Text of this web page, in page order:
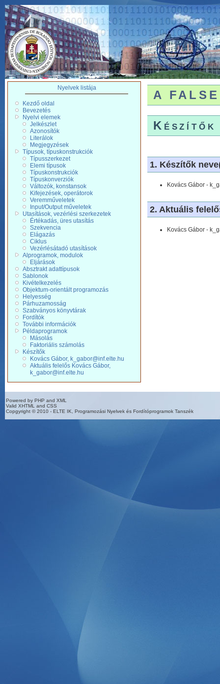
Nyelvek listája
Kezdő oldal
Bevezetés
Nyelvi elemek
Jelkészlet
Azonosítók
Literálok
Megjegyzések
Típusok, típuskonstrukciók
Típusszerkezet
Elemi típusok
Típuskonstrukciók
Típuskonverziók
Változók, konstansok
Kifejezések, operátorok
Veremműveletek
Input/Output műveletek
Utasítások, vezérlési szerkezetek
Értékadás, üres utasítás
Szekvencia
Elágazás
Ciklus
Vezérlésátadó utasítások
Alprogramok, modulok
Eljárások
Absztrakt adattípusok
Sablonok
Kivételkezelés
Objektum-orientált programozás
Helyesség
Párhuzamosság
Szabványos könyvtárak
Fordítók
További információk
Példaprogramok
Másolás
Faktoriális számolás
Készítők
Kovács Gábor, k_gabor@inf.elte.hu
Aktuális felelős Kovács Gábor,
k_gabor@inf.elte.hu
A
Készítők
1. Készítők
Kovács Gábor -
2. Aktuális
Kovács Gábor -
Powered by PHP and XML
Valid XHTML and CSS
Copgyright © 2010 - ELTE IK, Programozási Nyelvek és Fordítóprogramok Tanszék